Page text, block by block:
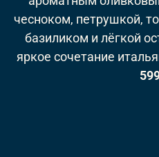
чесноком, петрушкой,
базиликом и лёгкой
яркое сочетание
5